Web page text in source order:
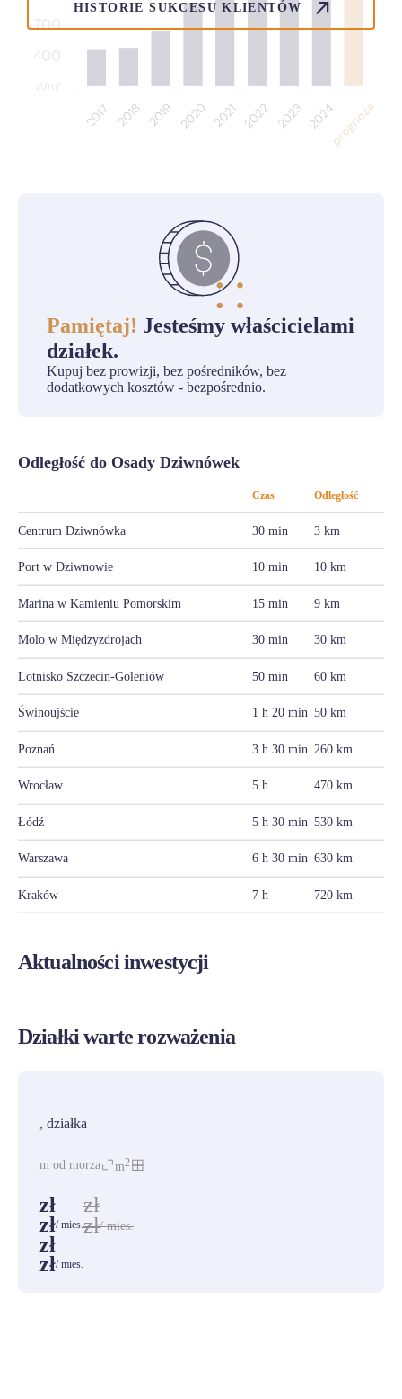
HISTORIE SUKCESU KLIENTÓW
Pamiętaj! Jesteśmy właścicielami
działek.
Kupuj bez prowizji, bez pośredników, bez
dodatkowych kosztów - bezpośrednio.
Odległość do Osady Dziwnówek
Czas Odległość
Centrum Dziwnówka 30 min 3 km
Port w Dziwnowie 10 min 10 km
Marina w Kamieniu Pomorskim 15 min 9 km
Molo w Międzyzdrojach 30 min 30 km
Lotnisko Szczecin-Goleniów 50 min 60 km
Świnoujście 1 h 20 min 50 km
Poznań 3 h 30 min 260 km
Wrocław 5 h 470 km
Łódź 5 h 30 min 530 km
Warszawa 6 h 30 min 630 km
Kraków 7 h 720 km
Aktualności inwestycji
Działki warte rozważenia
, działka
m od morza m2
zł
zł/ mies.
zł
zł/ mies.
zł
zł/ mies.